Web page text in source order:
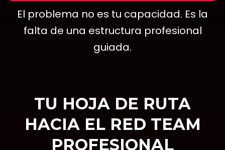
El problema no es tu capacidad. Es la
falta de una estructura profesional
guiada.
TU HOJA DE RUTA
HACIA EL RED TEAM
PROFESIONAL